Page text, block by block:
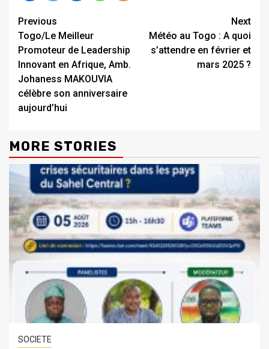
Continue
Reading
Previous
Togo/Le Meilleur
Promoteur de Leadership
Innovant en Afrique, Amb.
Johaness MAKOUVIA
célèbre son anniversaire
aujourd’hui
Next
Météo au Togo : A quoi
s’attendre en février et
mars 2025 ?
MORE STORIES
SOCIETE